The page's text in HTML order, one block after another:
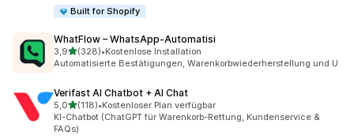
Built for Shopify
WhatFlow – WhatsApp‑Automatisi
3,9von 5 Sternen
(328)
328 Rezensionen insgesamt
•Kostenlose Installation
Automatisierte Bestätigungen, Warenkorbwiederherstellung und U
Verifast AI Chatbot + AI Chat
5,0von 5 Sternen
(118)
118 Rezensionen insgesamt
•Kostenloser Plan verfügbar
KI-Chatbot (ChatGPT für Warenkorb-Rettung, Kundenservice &
FAQs)